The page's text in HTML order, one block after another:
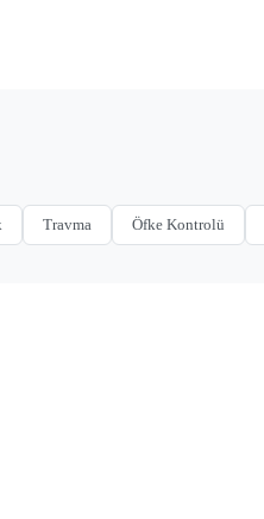
Travma Öfke Kontrolü